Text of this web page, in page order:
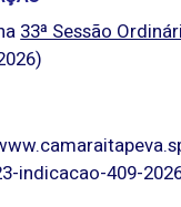
33ª Sessão
indicacao-409-